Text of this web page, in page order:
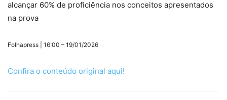
alcançar 60% de proficiência nos conceitos apresentados
na prova
Folhapress | 16:00 – 19/01/2026
Confira o conteúdo original aqui!